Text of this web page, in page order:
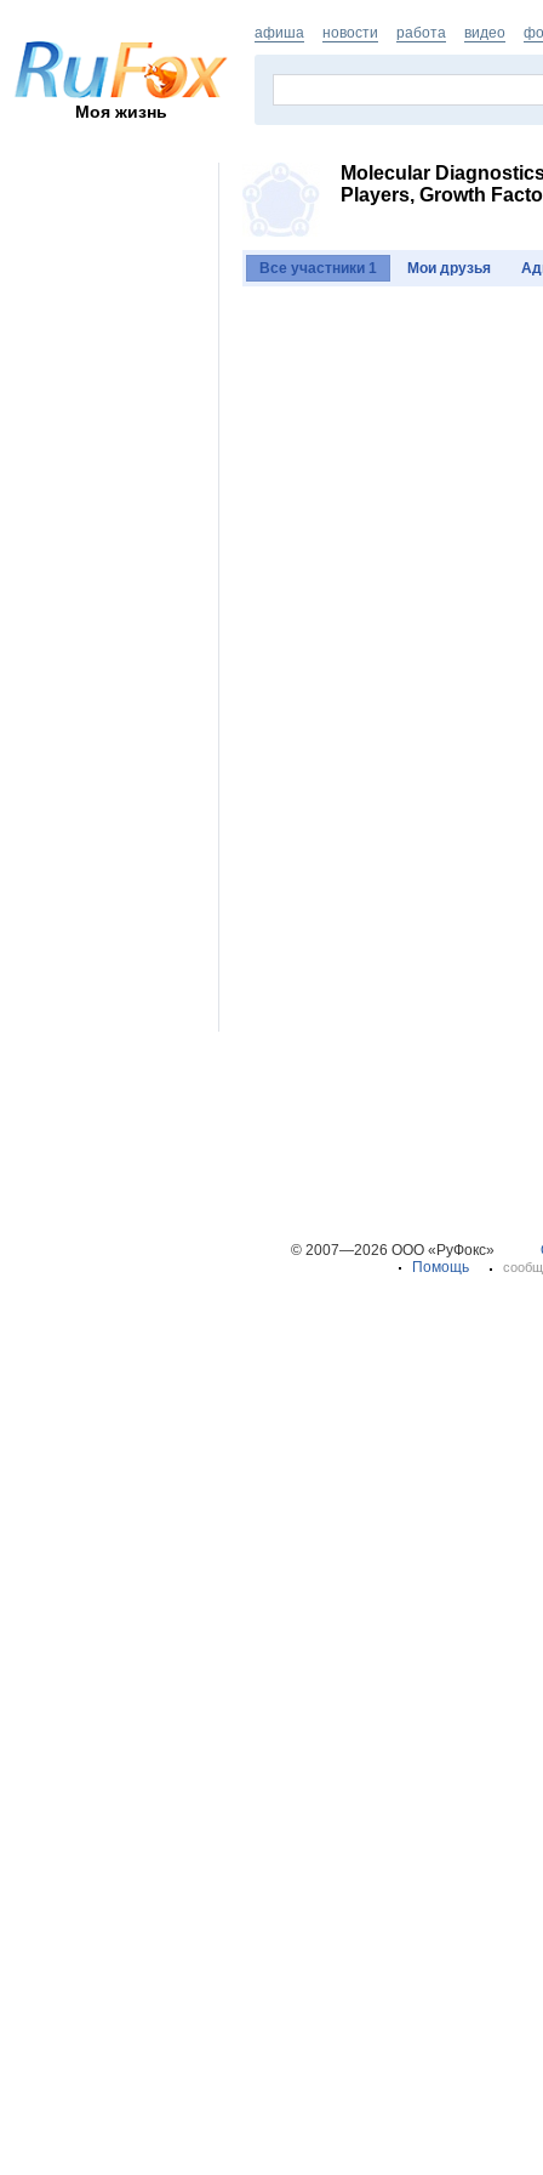
Моя жизнь
афиша новости работа видео
Molecular
Players, Growth
Все участники 1 Мои друзья
© 2007—2026 ООО «РуФокс»
Помощь